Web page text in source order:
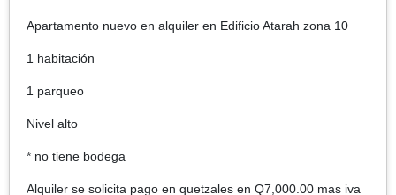
Apartamento nuevo en alquiler en Edificio Atarah zona 10
1 habitación
1 parqueo
Nivel alto
* no tiene bodega
Alquiler se solicita pago en quetzales en Q7,000.00 mas iva